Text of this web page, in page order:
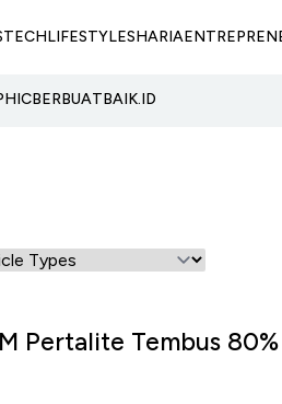
TECHLIFESTYLESHARIA
BERBUATBAIK.ID
Pertalite Tembus